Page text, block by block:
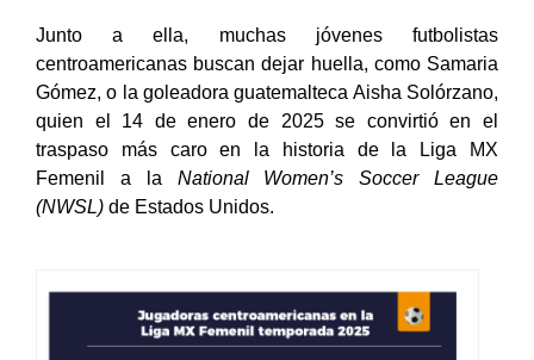
retirarse con la mirada puesta en el tricampeonato.
Junto a ella, muchas jóvenes futbolistas
centroamericanas buscan dejar huella, como Samaria
Gómez, o la goleadora guatemalteca Aisha Solórzano,
quien el 14 de enero de 2025 se convirtió en el
traspaso más caro en la historia de la Liga MX
Femenil a laNational Women’s Soccer League